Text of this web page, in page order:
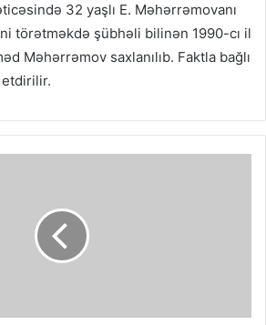
32 yaşlı E. Məhərrəmovanı
törətməkdə şübhəli bilinən 1990-cı il
Məhərrəmov saxlanılıb. Faktla bağlı
etdirilir.